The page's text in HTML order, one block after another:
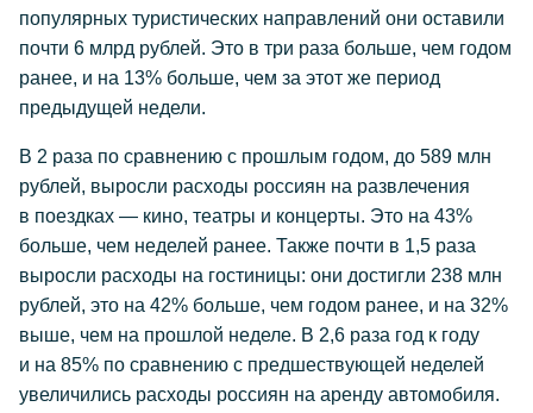
популярных туристических направлений они оставили
почти 6 млрд рублей. Это в три раза больше, чем годом
ранее, и на 13% больше, чем за этот же период
предыдущей недели.
В 2 раза по сравнению с прошлым годом, до 589 млн
рублей, выросли расходы россиян на развлечения
в поездках — кино, театры и концерты. Это на 43%
больше, чем неделей ранее. Также почти в 1,5 раза
выросли расходы на гостиницы: они достигли 238 млн
рублей, это на 42% больше, чем годом ранее, и на 32%
выше, чем на прошлой неделе. В 2,6 раза год к году
и на 85% по сравнению с предшествующей неделей
увеличились расходы россиян на аренду автомобиля.